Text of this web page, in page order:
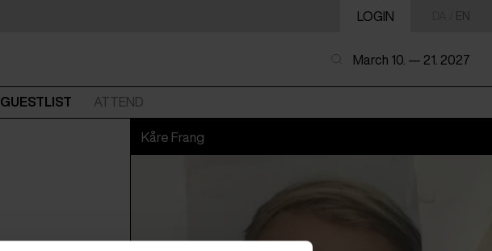
LOGIN EN
March 10. — 21. 2027
GUESTLIST ATTEND
Kåre Frang